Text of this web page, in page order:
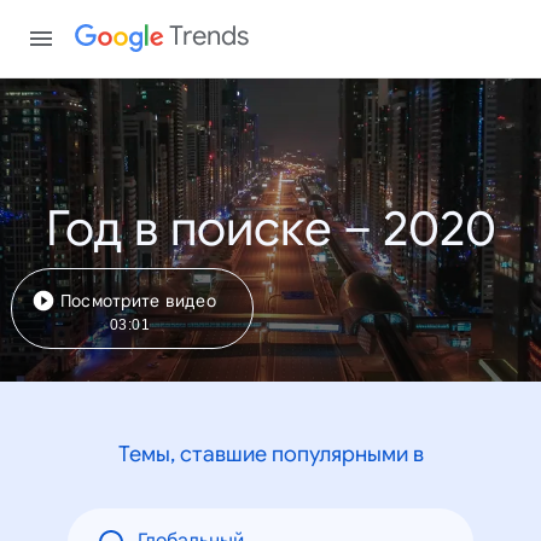
Trends
Год в поиске – 2020
Посмотрите видео
03:01
Темы, ставшие популярными в